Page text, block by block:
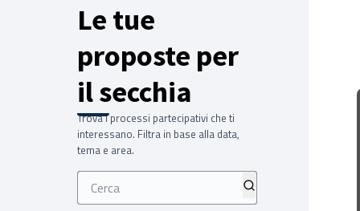
Le tue
proposte per
il secchia
Trova i processi partecipativi che ti
interessano. Filtra in base alla data,
tema e area.